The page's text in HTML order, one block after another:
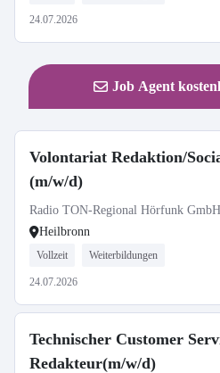
24.07.2026
Job Agent
Volontariat Redaktion/
(m/w/d)
Radio TON-Regional Hörfunk
Heilbronn
Vollzeit Weiterbildungen
24.07.2026
Technischer Customer
Redakteur(m/w/d)